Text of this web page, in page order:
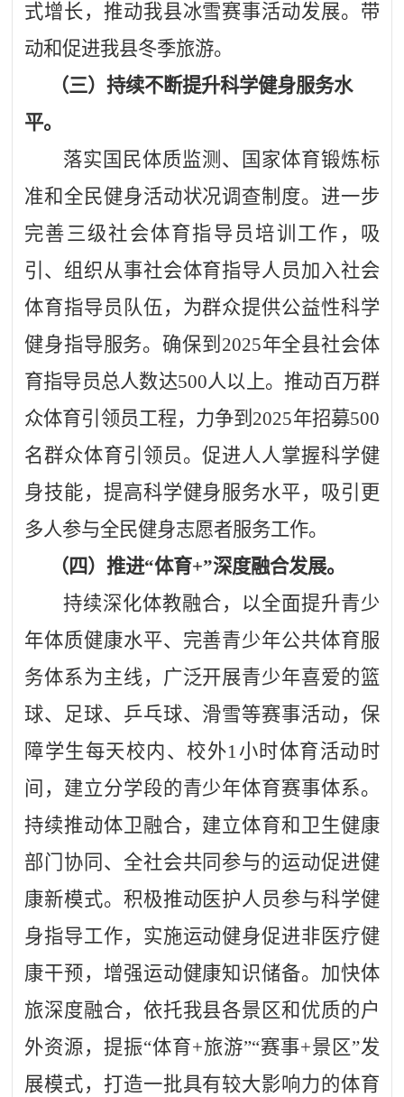
式增长，推动我县冰雪赛事活动发展。带
动和促进我县冬季旅游。
（三）持续不断提升科学健身服务水
平。
落实国民体质监测、国家体育锻炼标
准和全民健身活动状况调查制度。进一步
完善三级社会体育指导员培训工作，吸
引、组织从事社会体育指导人员加入社会
体育指导员队伍，为群众提供公益性科学
健身指导服务。确保到2025年全县社会体
育指导员总人数达500人以上。推动百万群
众体育引领员工程，力争到2025年招募500
名群众体育引领员。促进人人掌握科学健
身技能，提高科学健身服务水平，吸引更
多人参与全民健身志愿者服务工作。
（四）推进“体育+”深度融合发展。
持续深化体教融合，以全面提升青少
年体质健康水平、完善青少年公共体育服
务体系为主线，广泛开展青少年喜爱的篮
球、足球、乒乓球、滑雪等赛事活动，保
障学生每天校内、校外1小时体育活动时
间，建立分学段的青少年体育赛事体系。
持续推动体卫融合，建立体育和卫生健康
部门协同、全社会共同参与的运动促进健
康新模式。积极推动医护人员参与科学健
身指导工作，实施运动健身促进非医疗健
康干预，增强运动健康知识储备。加快体
旅深度融合，依托我县各景区和优质的户
外资源，提振“体育+旅游”“赛事+景区”发
展模式，打造一批具有较大影响力的体育